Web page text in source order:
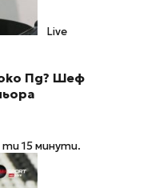
Live
Пд? Шеф
ти 15 минути.